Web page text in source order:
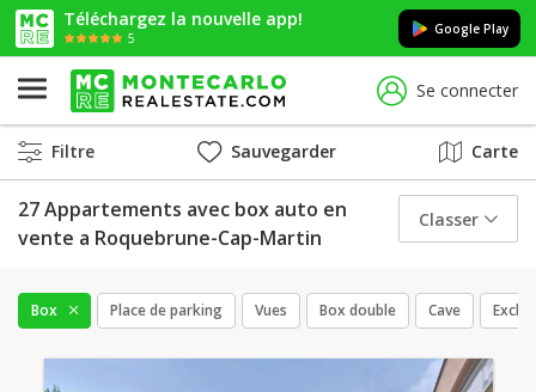
Téléchargez la nouvelle app!
5
Google Play
Se connecter
Filtre Sauvegarder Carte
27 Appartements avec box auto en
vente a Roquebrune-Cap-Martin
Classer
Box Place de parking Vues Box double Cave